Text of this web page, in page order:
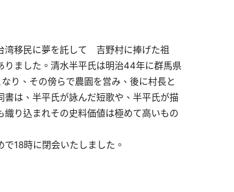
湾移民に夢を託して 吉野村に捧げた祖
りました。清水半平氏は明治44年に群馬県
り、その傍らで農園を営み、後に村長と
は、半平氏が詠んだ短歌や、半平氏が描
り込まれその史料価値は極めて高いもの
18時に閉会いたしました。